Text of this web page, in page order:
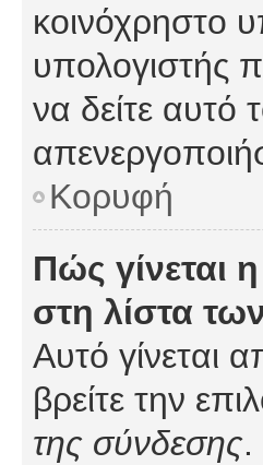
κοινόχρηστο
υπολογιστής
να δείτε αυτό
Κορυφή
Πώς γίνεται
στη λίστα
Αυτό γίνεται
βρείτε την
της σύνδεσης.